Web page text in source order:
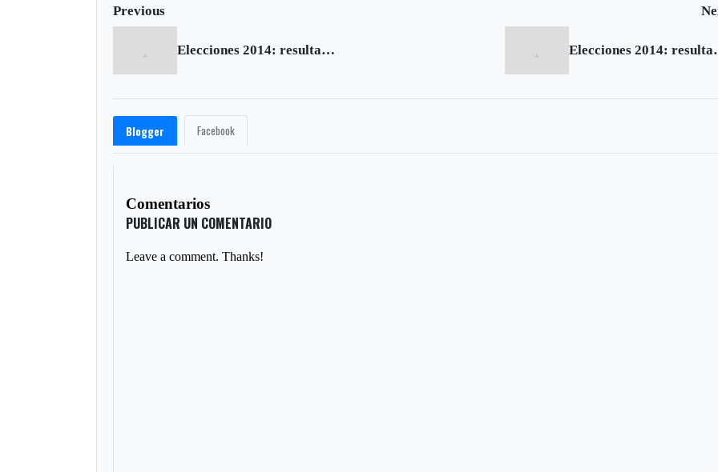
Previous
Elecciones 2014: resultados de la segunda vuelta en Labranzagrande Elecciones
Blogger Facebook
Comentarios
PUBLICAR UN COMENTARIO
Leave a comment. Thanks!